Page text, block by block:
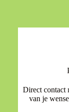
Direct contact
van je